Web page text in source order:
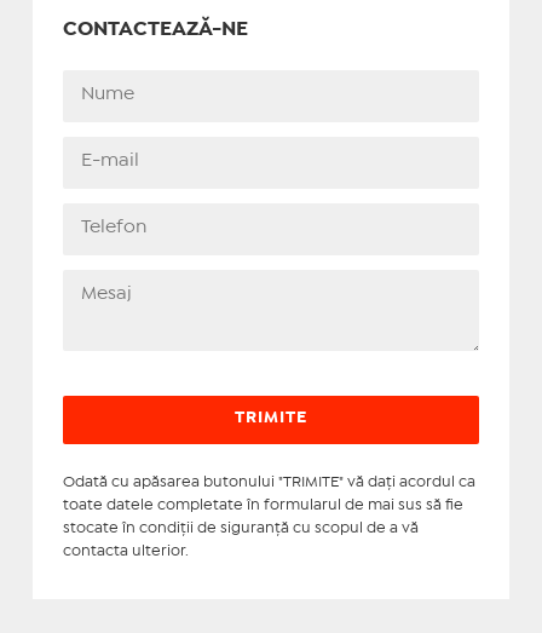
CONTACTEAZĂ-NE
Odată cu apăsarea butonului "TRIMITE" vă daţi acordul ca
toate datele completate în formularul de mai sus să fie
stocate în condiţii de siguranţă cu scopul de a vă
contacta ulterior.